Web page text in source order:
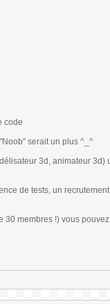
code
serait un plus ^_^
3d, animateur 3d)
de tests, un
membres !) vous